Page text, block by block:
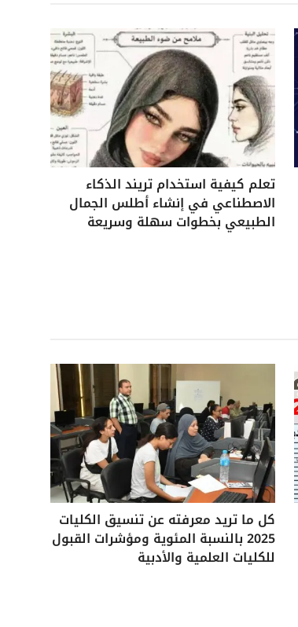
تعلم كيفية استخدام تريند الذكاء
الاصطناعي في إنشاء أطلس الجمال
الطبيعي بخطوات سهلة وسريعة
كل ما تريد معرفته عن تنسيق الكليات
2025 بالنسبة المئوية ومؤشرات القبول
للكليات العلمية والأدبية